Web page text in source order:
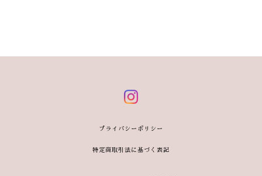
プライバシーポリシー
特定商取引法に基づく表記